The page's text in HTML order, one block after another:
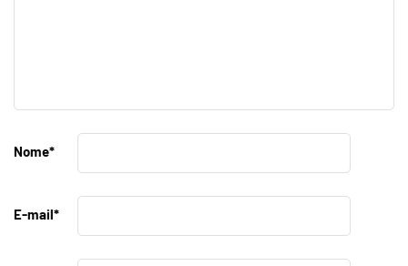
Nome*
E-mail*